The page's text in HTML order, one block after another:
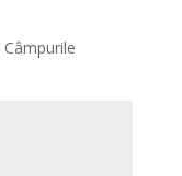
Câmpurile